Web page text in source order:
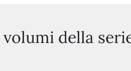
della